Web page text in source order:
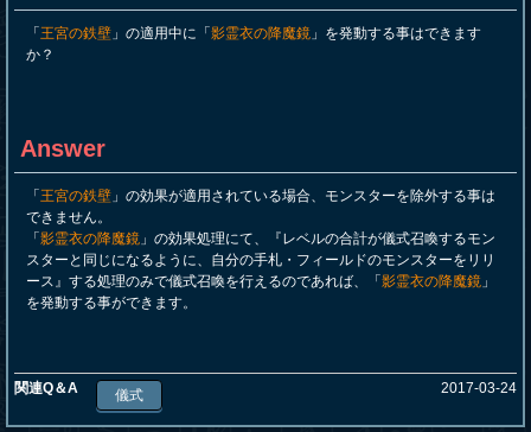
「 王宮の鉄壁 」の適用中に「 影霊衣の降魔鏡 」を発動する事はできます
か？
Answer
「 王宮の鉄壁 」の効果が適用されている場合、モンスターを除外する事は
できません。
「 影霊衣の降魔鏡 」の効果処理にて、『レベルの合計が儀式召喚するモン
スターと同じになるように、自分の手札・フィールドのモンスターをリリ
ース』する処理のみで儀式召喚を行えるのであれば、「 影霊衣の降魔鏡 」
を発動する事ができます。
関連Q＆A 儀式 2017-03-24